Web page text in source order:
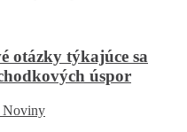
otázky týkajúce sa
úspor
Noviny